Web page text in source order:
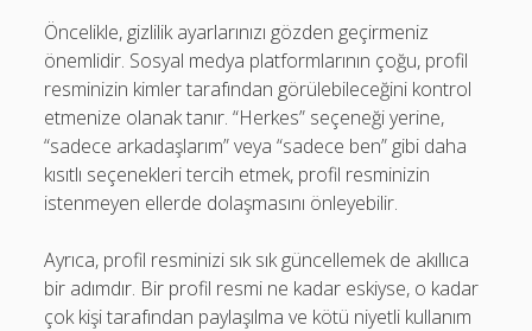
Öncelikle, gizlilik ayarlarınızı gözden geçirmeniz
önemlidir. Sosyal medya platformlarının çoğu, profil
resminizin kimler tarafından görülebileceğini kontrol
etmenize olanak tanır. “Herkes” seçeneği yerine,
“sadece arkadaşlarım” veya “sadece ben” gibi daha
kısıtlı seçenekleri tercih etmek, profil resminizin
istenmeyen ellerde dolaşmasını önleyebilir.
Ayrıca, profil resminizi sık sık güncellemek de akıllıca
bir adımdır. Bir profil resmi ne kadar eskiyse, o kadar
çok kişi tarafından paylaşılma ve kötü niyetli kullanım